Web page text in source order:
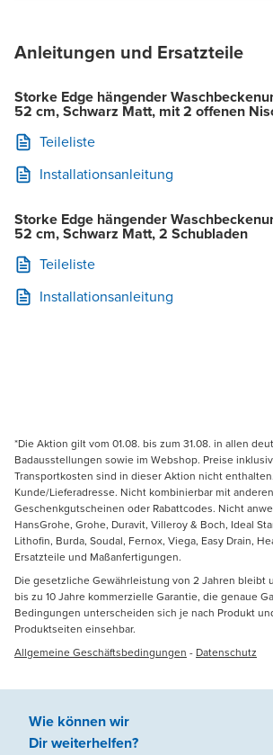
Anleitungen und Ersatzteile
Storke Edge hängender
52 cm, Schwarz Matt, mit 2 offenen
Teileliste
Installationsanleitung
Storke Edge hängender
52 cm, Schwarz Matt, 2 Schubladen
Teileliste
Installationsanleitung
*Die Aktion gilt vom 01.08. bis zum 31.08. in allen
Badausstellungen sowie im Webshop. Preise
Transportkosten sind in dieser Aktion nicht
Kunde/Lieferadresse. Nicht kombinierbar mit
Geschenkgutscheinen oder Rabattcodes. Nicht
HansGrohe, Grohe, Duravit, Villeroy & Boch, Ideal
Lithofin, Burda, Soudal, Fernox, Viega, Easy Drain,
Ersatzteile und Maßanfertigungen.
Die gesetzliche Gewährleistung von 2 Jahren bleibt
bis zu 10 Jahre kommerzielle Garantie, die genaue
Bedingungen unterscheiden sich je nach Produkt
Produktseiten einsehbar.
Allgemeine Geschäftsbedingungen - Datenschutz
Wie können wir
Dir weiterhelfen?